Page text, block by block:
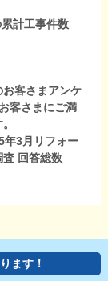
計工事件数
お客さまアンケ
客さまにご満
3月リフォー
査 回答総数
ます！